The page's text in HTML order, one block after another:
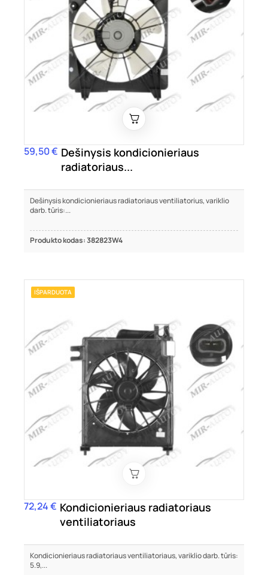
Kaina
59,50 € Dešinysis kondicionieriaus
radiatoriaus...
Dešinysis kondicionieriaus radiatoriaus ventiliatorius, variklio
darb. tūris:...
Produkto kodas: 382823W4
IŠPARDUOTA
Kaina
72,24 € Kondicionieriaus radiatoriaus
ventiliatoriaus
Kondicionieriaus radiatoriaus ventiliatoriaus, variklio darb. tūris:
5.9,...